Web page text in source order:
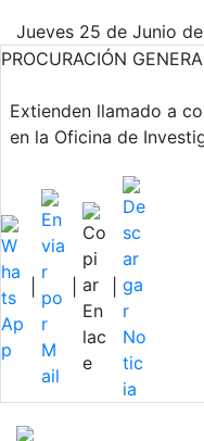
Jueves 25 de Junio
PROCURACIÓN
Extienden llamado a
en la Oficina de